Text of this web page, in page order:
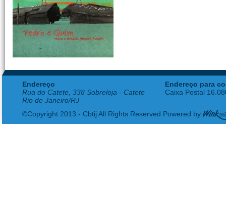
Endereço
Rua do Catete, 338 Sobreloja - Catete
Rio de Janeiro/RJ
Endereço para
Caixa Postal
©Copyright 2013 - Cbtij All Rights Reserved Powered by: